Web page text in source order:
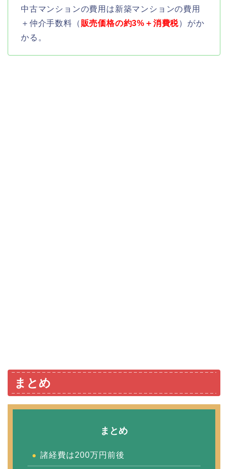
中古マンションの費用は新築マンションの費用
＋仲介手数料（ 販売価格の約3%＋消費税）がか
かる。
まとめ
まとめ
諸経費は200万円前後